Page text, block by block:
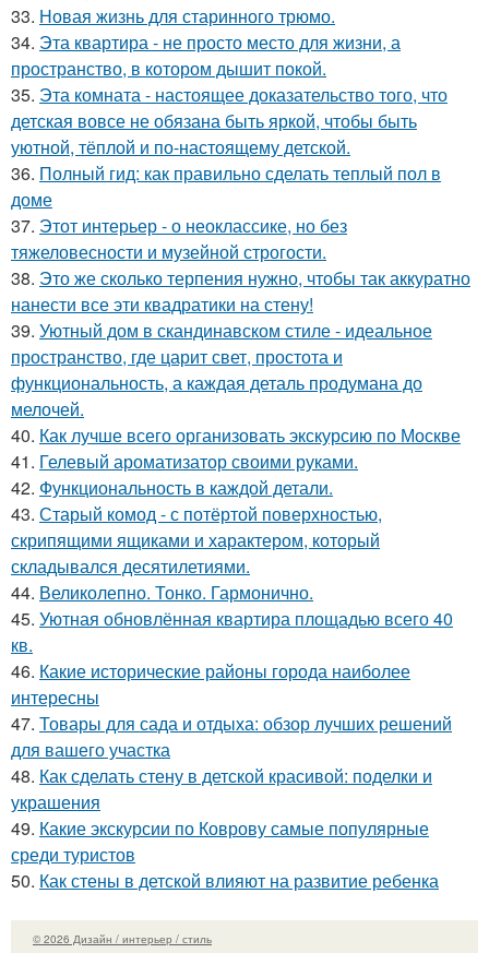
33. Новая жизнь для старинного трюмо.
34. Эта квартира - не просто место для жизни, а
пространство, в котором дышит покой.
35. Эта комната - настоящее доказательство того, что
детская вовсе не обязана быть яркой, чтобы быть
уютной, тёплой и по-настоящему детской.
36. Полный гид: как правильно сделать теплый пол в
доме
37. Этот интерьер - о неоклассике, но без
тяжеловесности и музейной строгости.
38. Это же сколько терпения нужно, чтобы так аккуратно
нанести все эти квадратики на стену!
39. Уютный дом в скандинавском стиле - идеальное
пространство, где царит свет, простота и
функциональность, а каждая деталь продумана до
мелочей.
40. Как лучше всего организовать экскурсию по Москве
41. Гелевый ароматизатор своими руками.
42. Функциональность в каждой детали.
43. Старый комод - с потёртой поверхностью,
скрипящими ящиками и характером, который
складывался десятилетиями.
44. Великолепно. Тонко. Гармонично.
45. Уютная обновлённая квартира площадью всего 40
кв.
46. Какие исторические районы города наиболее
интересны
47. Товары для сада и отдыха: обзор лучших решений
для вашего участка
48. Как сделать стену в детской красивой: поделки и
украшения
49. Какие экскурсии по Коврову самые популярные
среди туристов
50. Как стены в детской влияют на развитие ребенка
© 2026 Дизайн / интерьер / стиль